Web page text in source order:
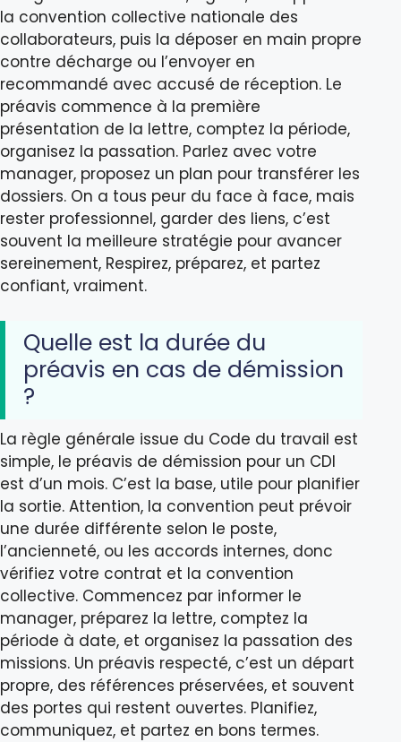
la convention collective nationale des
collaborateurs, puis la déposer en main propre
contre décharge ou l’envoyer en
recommandé avec accusé de réception. Le
préavis commence à la première
présentation de la lettre, comptez la période,
organisez la passation. Parlez avec votre
manager, proposez un plan pour transférer les
dossiers. On a tous peur du face à face, mais
rester professionnel, garder des liens, c’est
souvent la meilleure stratégie pour avancer
sereinement, Respirez, préparez, et partez
confiant, vraiment.
Quelle est la durée du
préavis en cas de démission
?
La règle générale issue du Code du travail est
simple, le préavis de démission pour un CDI
est d’un mois. C’est la base, utile pour planifier
la sortie. Attention, la convention peut prévoir
une durée différente selon le poste,
l’ancienneté, ou les accords internes, donc
vérifiez votre contrat et la convention
collective. Commencez par informer le
manager, préparez la lettre, comptez la
période à date, et organisez la passation des
missions. Un préavis respecté, c’est un départ
propre, des références préservées, et souvent
des portes qui restent ouvertes. Planifiez,
communiquez, et partez en bons termes.